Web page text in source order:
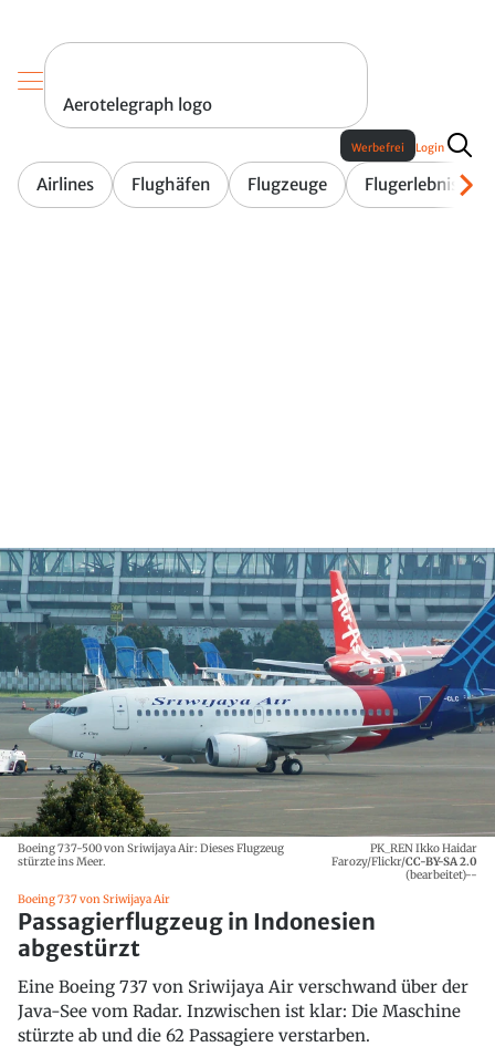
Aerotelegraph logo
Airlines Flughäfen Flugzeuge Flugerlebnis
Werbefrei Login
Boeing 737-500 von Sriwijaya Air: Dieses Flugzeug
stürzte ins Meer.
PK_REN Ikko Haidar
Farozy/Flickr/CC-BY-SA 2.0
(bearbeitet)--
Boeing 737 von Sriwijaya Air
Passagierflugzeug in Indonesien
abgestürzt
Eine Boeing 737 von Sriwijaya Air verschwand über der
Java-See vom Radar. Inzwischen ist klar: Die Maschine
stürzte ab und die 62 Passagiere verstarben.